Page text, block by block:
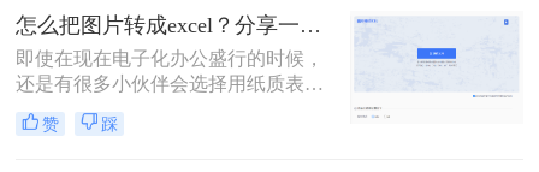
可视化方法，可以帮助我们更好地管
理和分析数据。
怎么把图片转成excel？分享一个图片转excel表格的方法
即使在现在电子化办公盛行的时候，
还是有很多小伙伴会选择用纸质表格
来进行数据统计；可还是因为电子化
办公需要后期还需要将表格整理为电
赞 踩